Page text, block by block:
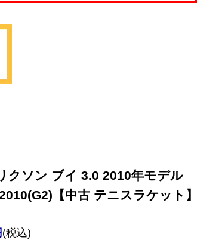
クソン ブイ 3.0 2010年モデル
【中古 テニスラケット】
(税込)